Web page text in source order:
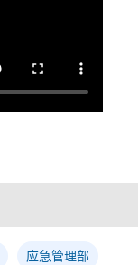
应急管理部